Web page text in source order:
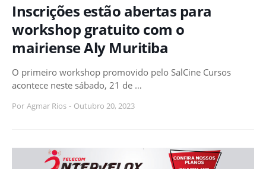
Inscrições estão abertas para
workshop gratuito com o
mairiense Aly Muritiba
O primeiro workshop promovido pelo SalCine Cursos
acontece neste sábado, 21 de …
Por Agmar Rios - Outubro 20, 2023